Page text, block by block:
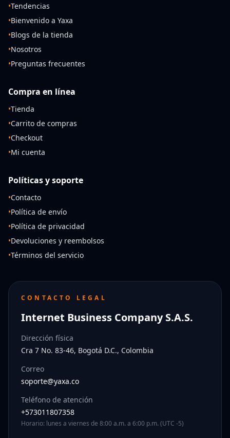
•Tendencias
•Bienvenido a Yaxa
•Blogs de la tienda
•Nosotros
•Preguntas frecuentes
Compra en línea
•Tienda
•Carrito de compras
•Checkout
•Mi cuenta
Políticas y soporte
•Contacto
•Política de envío
•Política de privacidad
•Devoluciones y reembolsos
•Términos del servicio
CONTACTO LEGAL
Internet Business Company S.A.S.
Dirección física
Cra 7 No. 83-46, Bogotá D.C., Colombia
Correo
soporte@yaxa.co
Teléfono de atención
+573011807358
Horario: lunes a viernes de 8:00 a.m. a 6:00 p.m. (UTC -5)